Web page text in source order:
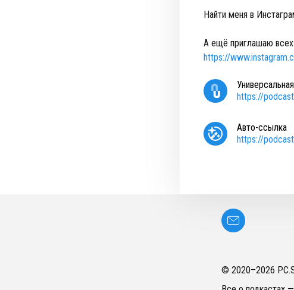
Найти меня в
А ещё приглашаю
https://
https://
Авто-ссылка
https://
© 2020–2026